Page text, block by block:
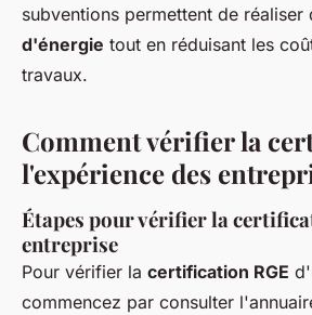
subventions permettent de réaliser
d'énergie tout en réduisant les
travaux.
Comment vérifier la
l'expérience des
Étapes pour vérifier la
entreprise
Pour vérifier la certification RGE
commencez par consulter